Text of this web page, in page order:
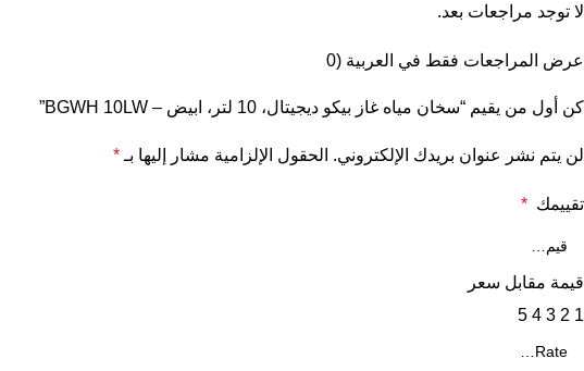
لا توجد مراجعات بعد.
عرض المراجعات فقط في العربية (0
كن أول من يقيم “سخان مياه غاز بيكو ديجيتال، 10 لتر، ابيض – BGWH 10LW”
لن يتم نشر عنوان بريدك الإلكتروني. الحقول الإلزامية مشار إليها بـ *
تقييمك *
قيمة مقابل سعر
1
2
3
4
5